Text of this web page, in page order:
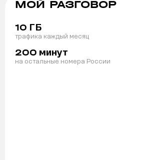
МОЙ РАЗГОВОР
10 ГБ
трафика каждый месяц
200 минут
на остальные номера России